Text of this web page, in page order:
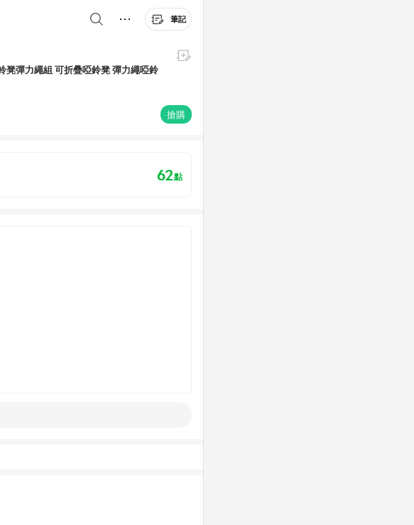
筆記
凳彈力繩組 可折疊啞鈴凳 彈力繩啞鈴
搶購
62點